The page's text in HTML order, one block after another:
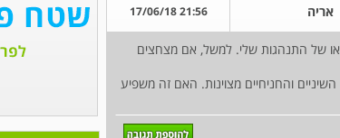
אריה 21:56 17/06/18
או של התנהגות שלי. למשל, אם מצחצים
והחניחיים מצוינות. האם זה משפיע